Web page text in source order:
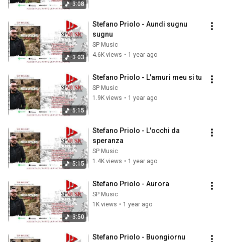
3:08
3:03
Stefano Priolo - Aundi sugnu
sugnu
SP Music
4.6K views • 1 year ago
5:15
Stefano Priolo - L'amuri meu si tu
SP Music
1.9K views • 1 year ago
5:15
Stefano Priolo - L'occhi da
speranza
SP Music
1.4K views • 1 year ago
3:50
Stefano Priolo - Aurora
SP Music
1K views • 1 year ago
Stefano Priolo - Buongiornu